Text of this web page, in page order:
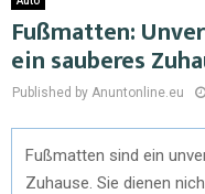
Fußmatten:
ein sauberes
Published by Anuntonline.eu
Fußmatten sind ein
Zuhause. Sie dienen